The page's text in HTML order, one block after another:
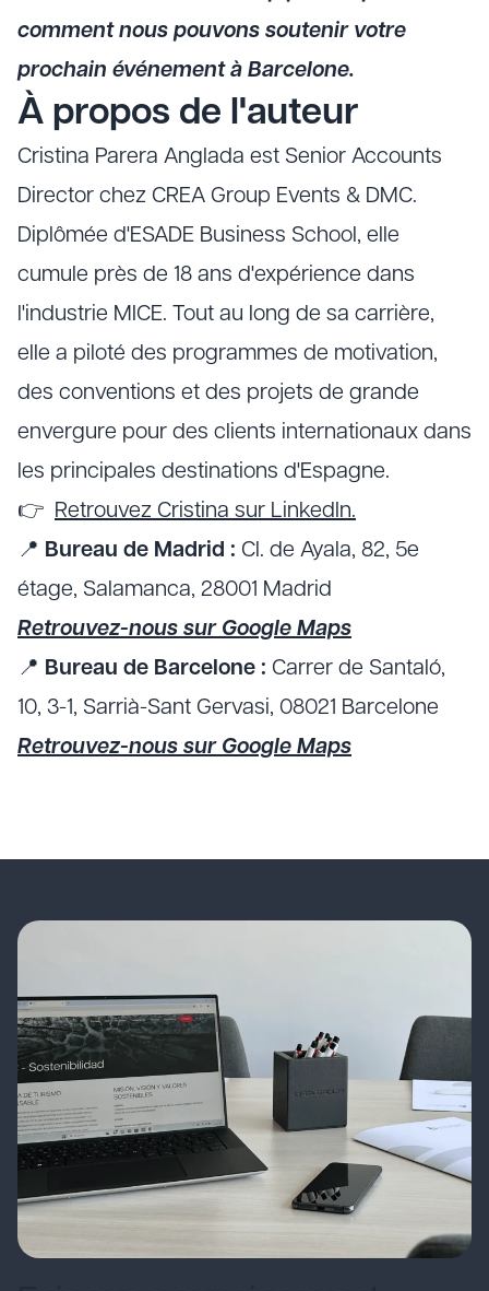
comment nous pouvons soutenir votre
prochain événement à Barcelone.
À propos de l'auteur
Cristina Parera Anglada est Senior Accounts
Director chez CREA Group Events & DMC.
Diplômée d'ESADE Business School, elle
cumule près de 18 ans d'expérience dans
l'industrie MICE. Tout au long de sa carrière,
elle a piloté des programmes de motivation,
des conventions et des projets de grande
envergure pour des clients internationaux dans
les principales destinations d'Espagne.
👉 Retrouvez Cristina sur LinkedIn.
📍 Bureau de Madrid : Cl. de Ayala, 82, 5e
étage, Salamanca, 28001 Madrid
Retrouvez-nous sur Google Maps
📍 Bureau de Barcelone : Carrer de Santaló,
10, 3-1, Sarrià-Sant Gervasi, 08021 Barcelone
Retrouvez-nous sur Google Maps